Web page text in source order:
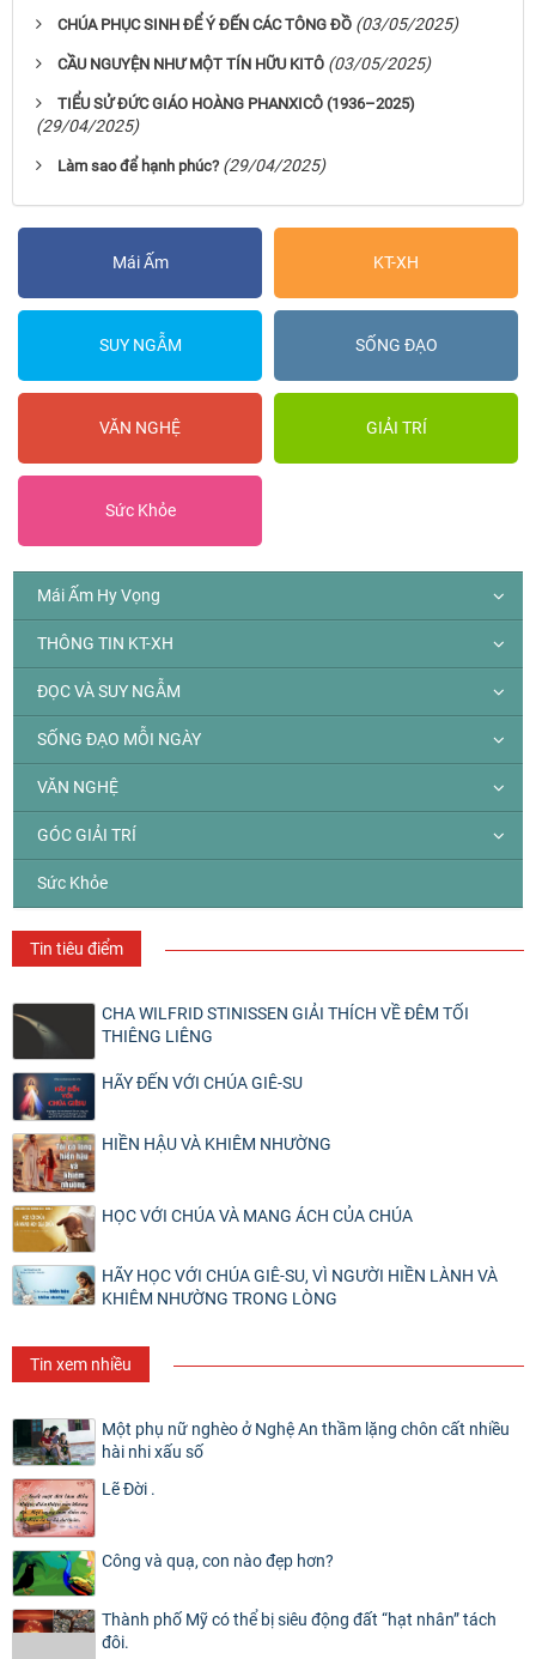
CHÚA PHỤC SINH ĐỂ Ý ĐẾN CÁC TÔNG ĐỒ (03/05/2025)
CẦU NGUYỆN NHƯ MỘT TÍN HỮU KITÔ (03/05/2025)
TIỂU SỬ ĐỨC GIÁO HOÀNG PHANXICÔ (1936–2025)
(29/04/2025)
Làm sao để hạnh phúc? (29/04/2025)
Mái Ấm KT-XH
SUY NGẪM SỐNG ĐẠO
VĂN NGHỆ GIẢI TRÍ
Sức Khỏe
Mái Ấm Hy Vọng
THÔNG TIN KT-XH
ĐỌC VÀ SUY NGẪM
SỐNG ĐẠO MỖI NGÀY
VĂN NGHỆ
GÓC GIẢI TRÍ
Sức Khỏe
Tin tiêu điểm
CHA WILFRID STINISSEN GIẢI THÍCH VỀ ĐÊM TỐI
THIÊNG LIÊNG
HÃY ĐẾN VỚI CHÚA GIÊ-SU
HIỀN HẬU VÀ KHIÊM NHƯỜNG
HỌC VỚI CHÚA VÀ MANG ÁCH CỦA CHÚA
HÃY HỌC VỚI CHÚA GIÊ-SU, VÌ NGƯỜI HIỀN LÀNH VÀ
KHIÊM NHƯỜNG TRONG LÒNG
Tin xem nhiều
Một phụ nữ nghèo ở Nghệ An thầm lặng chôn cất nhiều
hài nhi xấu số
Lẽ Đời .
Công và quạ, con nào đẹp hơn?
Thành phố Mỹ có thể bị siêu động đất “hạt nhân” tách
đôi.